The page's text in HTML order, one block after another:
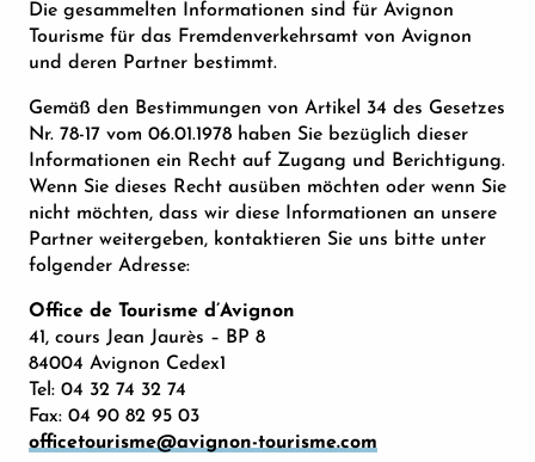
Die gesammelten Informationen sind für Avignon
Tourisme für das Fremdenverkehrsamt von Avignon
und deren Partner bestimmt.
Gemäß den Bestimmungen von Artikel 34 des Gesetzes
Nr. 78-17 vom 06.01.1978 haben Sie bezüglich dieser
Informationen ein Recht auf Zugang und Berichtigung.
Wenn Sie dieses Recht ausüben möchten oder wenn Sie
nicht möchten, dass wir diese Informationen an unsere
Partner weitergeben, kontaktieren Sie uns bitte unter
folgender Adresse:
Office de Tourisme d’Avignon
41, cours Jean Jaurès – BP 8
84004 Avignon Cedex1
Tel: 04 32 74 32 74
Fax: 04 90 82 95 03
officetourisme@avignon-tourisme.com